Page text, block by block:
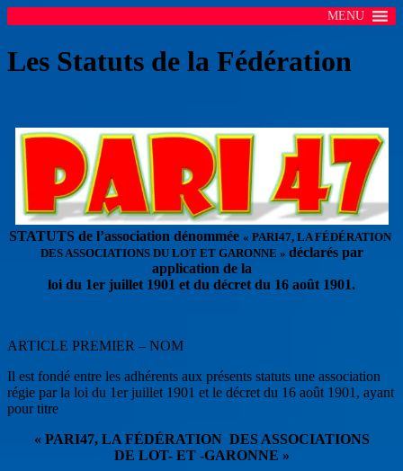
MENU
Les Statuts de la Fédération
STATUTS de l’association dénommée « PARI47, LA FÉDÉRATION
DES ASSOCIATIONS DU LOT ET GARONNE » déclarés par
application de la
loi du 1er juillet 1901 et du décret du 16 août 1901.
ARTICLE PREMIER – NOM
Il est fondé entre les adhérents aux présents statuts une association
régie par la loi du 1er juillet 1901 et le décret du 16 août 1901, ayant
pour titre
« PARI47, LA FÉDÉRATION DES ASSOCIATIONS
DE LOT- ET -GARONNE »